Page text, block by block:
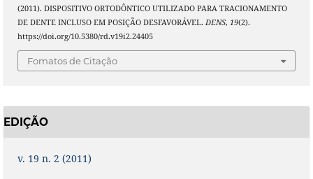
(2011). DISPOSITIVO ORTODÔNTICO UTILIZADO PARA TRACIONAMENTO
DE DENTE INCLUSO EM POSIÇÃO DESFAVORÁVEL. DENS, 19(2).
https://doi.org/10.5380/rd.v19i2.24405
Fomatos de Citação
EDIÇÃO
v. 19 n. 2 (2011)